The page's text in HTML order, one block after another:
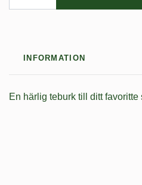
INFORMATION
En härlig teburk till ditt favoritte